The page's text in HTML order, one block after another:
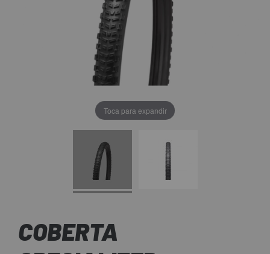
Toca para expandir
COBERTA